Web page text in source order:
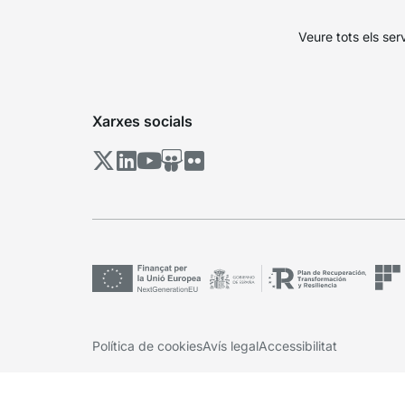
Veure tots els
Xarxes socials
Política de cookiesAvís legalAccessibilitat